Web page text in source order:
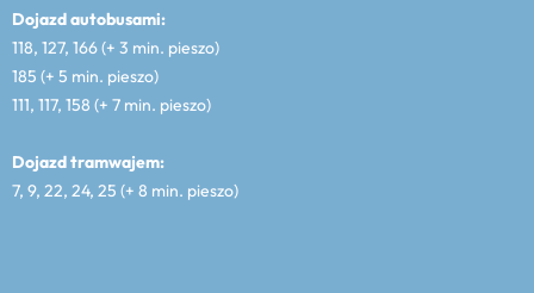
Dojazd autobusami:
118, 127, 166 (+ 3 min. pieszo)
185 (+ 5 min. pieszo)
111, 117, 158 (+ 7 min. pieszo)
Dojazd tramwajem:
7, 9, 22, 24, 25 (+ 8 min. pieszo)